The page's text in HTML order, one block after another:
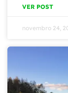
VER POST
novembro 24,